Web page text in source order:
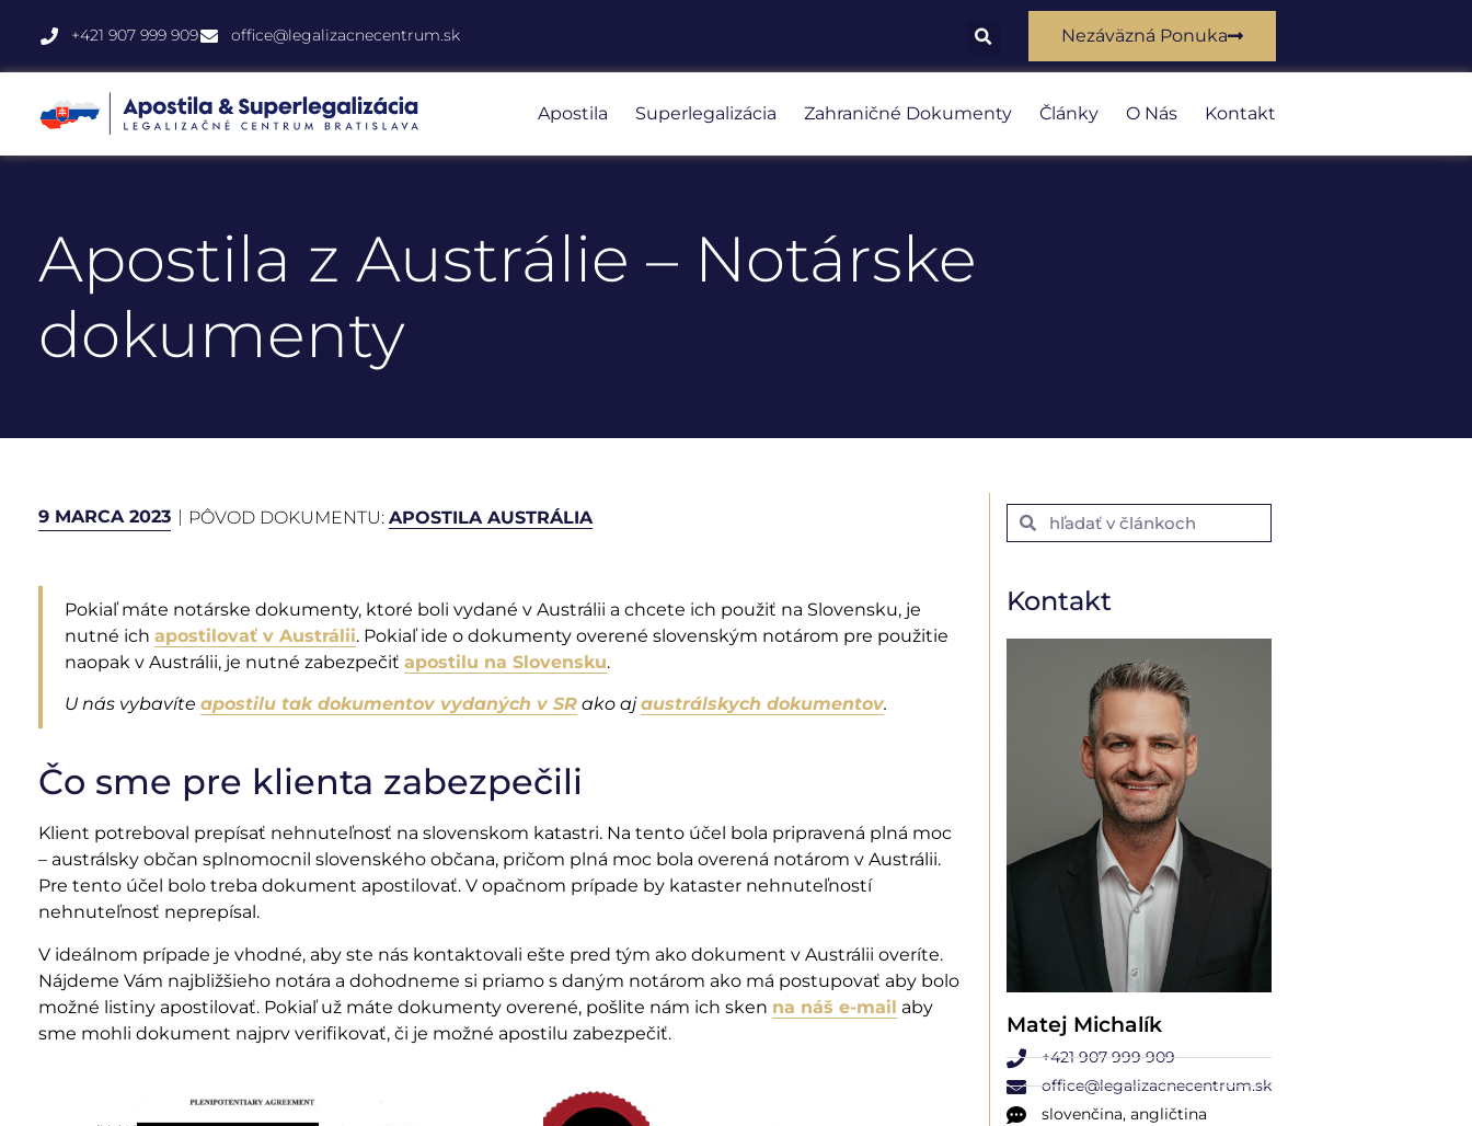
+421 907 999 909 office@legalizacnecentrum.sk Nezáväzná Ponuka
Apostila Superlegalizácia Zahraničné Dokumenty Články O Nás Kontakt
Apostila z Austrálie – Notárske
dokumenty
9 MARCA 2023 PÔVOD DOKUMENTU: APOSTILA AUSTRÁLIA
Pokiaľ máte notárske dokumenty, ktoré boli vydané v Austrálii a chcete ich použiť na Slovensku, je
nutné ich apostilovať v Austrálii. Pokiaľ ide o dokumenty overené slovenským notárom pre použitie
naopak v Austrálii, je nutné zabezpečiť apostilu na Slovensku.
U nás vybavíte apostilu tak dokumentov vydaných v SR ako ajaustrálskych dokumentov.
Čo sme pre klienta zabezpečili
Klient potreboval prepísať nehnuteľnosť na slovenskom katastri. Na tento účel bola pripravená plná moc
– austrálsky občan splnomocnil slovenského občana, pričom plná moc bola overená notárom v Austrálii.
Pre tento účel bolo treba dokument apostilovať. V opačnom prípade by kataster nehnuteľností
nehnuteľnosť neprepísal.
V ideálnom prípade je vhodné, aby ste nás kontaktovali ešte pred tým ako dokument v Austrálii overíte.
Nájdeme Vám najbližšieho notára a dohodneme si priamo s daným notárom ako má postupovať aby bolo
možné listiny apostilovať. Pokiaľ už máte dokumenty overené, pošlite nám ich sken na náš e-mail aby
sme mohli dokument najprv verifikovať, či je možné apostilu zabezpečiť.
Kontakt
Matej Michalík
+421 907 999 909
office@legalizacnecentrum.sk
slovenčina, angličtina